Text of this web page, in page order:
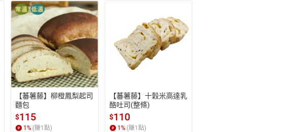
【蕃薯藤】柳橙鳳梨起司
麵包
$115
1% (賺1點)
【蕃薯藤】十穀米高達乳
酪吐司(整條)
$110
1% (賺1點)